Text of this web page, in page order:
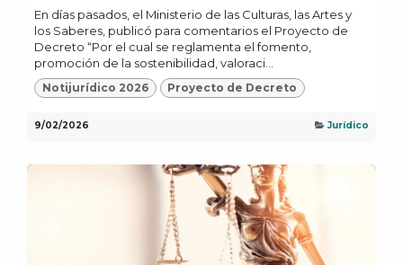
En días pasados, el Ministerio de las Culturas, las Artes y
los Saberes, publicó para comentarios el Proyecto de
Decreto “Por el cual se reglamenta el fomento,
promoción de la sostenibilidad, valoraci...
Notijurídico 2026 Proyecto de Decreto
9/02/2026 Jurídico